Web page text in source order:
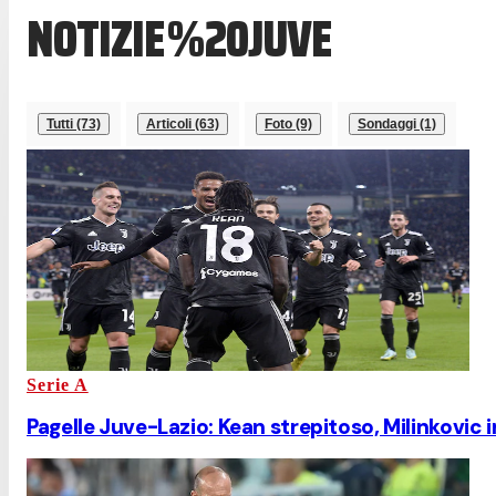
NOTIZIE%20JUVE
Tutti (73) Articoli (63) Foto (9) Sondaggi (1)
Serie A
Pagelle Juve-Lazio: Kean strepitoso,